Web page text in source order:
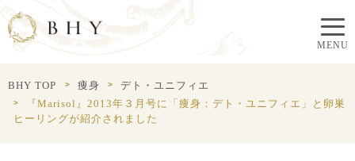
BHY TOP 痩身
デト・ユニフィエ
『Marisol』2013年３月号に「痩身：デト・ユニフィエ」と卵巣
ヒーリングが紹介されました